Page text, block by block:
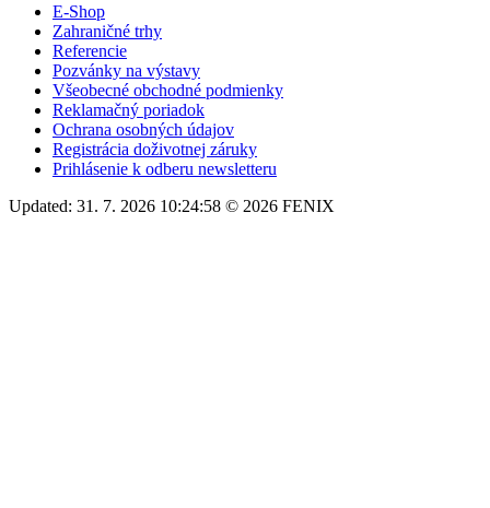
E-Shop
Zahraničné trhy
Referencie
Pozvánky na výstavy
Všeobecné obchodné podmienky
Reklamačný poriadok
Ochrana osobných údajov
Registrácia doživotnej záruky
Prihlásenie k odberu newsletteru
Updated: 31. 7. 2026 10:24:58 © 2026 FENIX